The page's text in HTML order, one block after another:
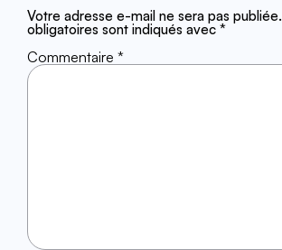
Votre adresse e-mail ne sera pas publiée.
obligatoires sont indiqués avec *
Commentaire *